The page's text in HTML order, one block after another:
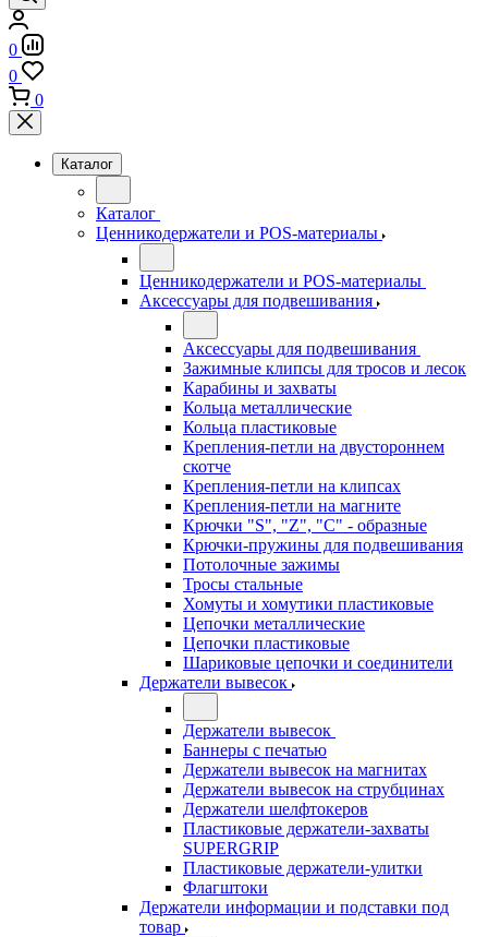
0
0
0
Каталог
Каталог
Ценникодержатели и POS-материалы
Ценникодержатели и POS-материалы
Аксессуары для подвешивания
Аксессуары для подвешивания
Зажимные клипсы для тросов и лесок
Карабины и захваты
Кольца металлические
Кольца пластиковые
Крепления-петли на двустороннем
скотче
Крепления-петли на клипсах
Крепления-петли на магните
Крючки "S", "Z", "C" - образные
Крючки-пружины для подвешивания
Потолочные зажимы
Тросы стальные
Хомуты и хомутики пластиковые
Цепочки металлические
Цепочки пластиковые
Шариковые цепочки и соединители
Держатели вывесок
Держатели вывесок
Баннеры с печатью
Держатели вывесок на магнитах
Держатели вывесок на струбцинах
Держатели шелфтокеров
Пластиковые держатели-захваты
SUPERGRIP
Пластиковые держатели-улитки
Флагштоки
Держатели информации и подставки под
товар